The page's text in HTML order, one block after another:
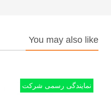
You may also like
نمایندگی رسمی شرکت